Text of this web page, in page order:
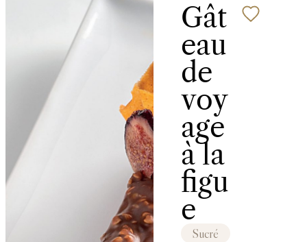
Gât
eau
de
voy
age
à la
figu
e
Sucré